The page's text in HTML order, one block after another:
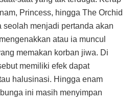
Princess, hingga The Orchid
seolah menjadi pertanda akan
atau ia muncul
memakan korban jiwa. Di
memiliki efek dapat
halusinasi. Hingga enam
ini masih menyimpan